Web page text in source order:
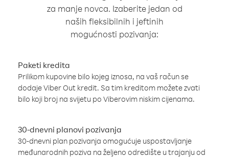
za manje novca. Izaberite jedan od
naših fleksibilnih i jeftinih
mogućnosti pozivanja:
Paketi kredita
Prilikom kupovine bilo kojeg iznosa, na vaš račun se
dodaje Viber Out kredit. Sa tim kreditom možete zvati
bilo koji broj na svijetu po Viberovim niskim cijenama.
30-dnevni planovi pozivanja
30-dnevni plan pozivanja omogućuje uspostavljanje
međunarodnih poziva na željeno odredište u trajanju od